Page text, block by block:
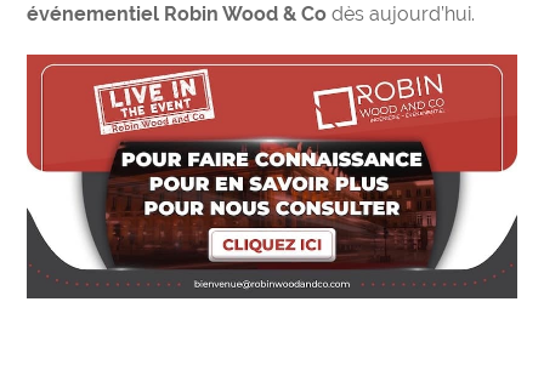
événementiel Robin Wood & Co dès aujourd’hui.